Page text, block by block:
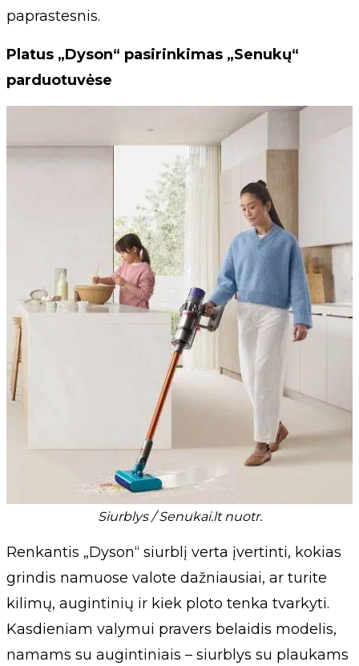
paprastesnis.
Platus „Dyson“ pasirinkimas „Senukų“
parduotuvėse
Siurblys / Senukai.lt nuotr.
Renkantis „Dyson“ siurblį verta įvertinti, kokias
grindis namuose valote dažniausiai, ar turite
kilimų, augintinių ir kiek ploto tenka tvarkyti.
Kasdieniam valymui pravers belaidis modelis,
namams su augintiniais – siurblys su plaukams